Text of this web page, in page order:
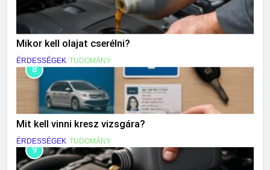
Mikor kell olajat cserélni?
ÉRDESSÉGEK TUDOMÁNY
8
Mit kell vinni kresz vizsgára?
ÉRDESSÉGEK TUDOMÁNY
9